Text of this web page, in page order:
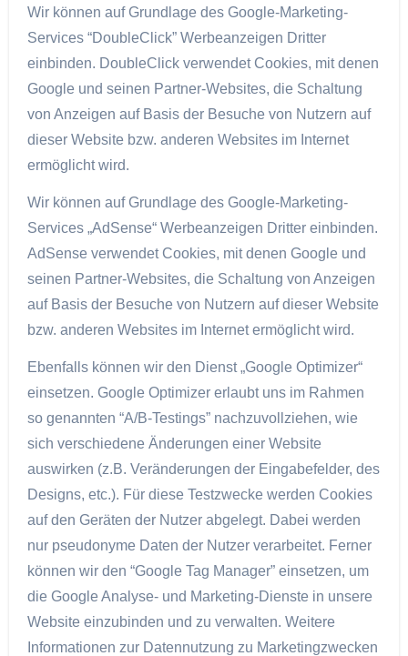
Wir können auf Grundlage des Google-Marketing-
Services “DoubleClick” Werbeanzeigen Dritter
einbinden. DoubleClick verwendet Cookies, mit denen
Google und seinen Partner-Websites, die Schaltung
von Anzeigen auf Basis der Besuche von Nutzern auf
dieser Website bzw. anderen Websites im Internet
ermöglicht wird.
Wir können auf Grundlage des Google-Marketing-
Services „AdSense“ Werbeanzeigen Dritter einbinden.
AdSense verwendet Cookies, mit denen Google und
seinen Partner-Websites, die Schaltung von Anzeigen
auf Basis der Besuche von Nutzern auf dieser Website
bzw. anderen Websites im Internet ermöglicht wird.
Ebenfalls können wir den Dienst „Google Optimizer“
einsetzen. Google Optimizer erlaubt uns im Rahmen
so genannten “A/B-Testings” nachzuvollziehen, wie
sich verschiedene Änderungen einer Website
auswirken (z.B. Veränderungen der Eingabefelder, des
Designs, etc.). Für diese Testzwecke werden Cookies
auf den Geräten der Nutzer abgelegt. Dabei werden
nur pseudonyme Daten der Nutzer verarbeitet. Ferner
können wir den “Google Tag Manager” einsetzen, um
die Google Analyse- und Marketing-Dienste in unsere
Website einzubinden und zu verwalten. Weitere
Informationen zur Datennutzung zu Marketingzwecken